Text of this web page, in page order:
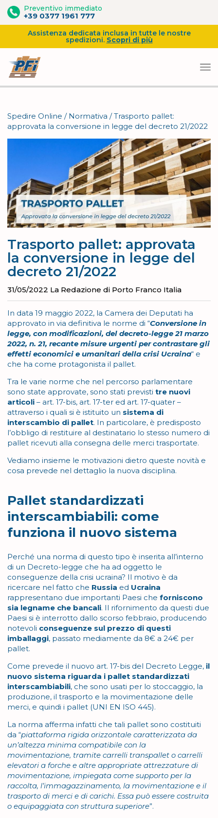
contenuto
Preventivo immediato
+39 0377 1961 777
Assistenza dedicata inclusa in tutte le nostre
spedizioni. Scopri di più
Spedire Online / Normativa /Trasporto pallet:
approvata la conversione in legge del decreto 21/2022
Trasporto pallet: approvata
la conversione in legge del
decreto 21/2022
31/05/2022 La Redazione di Porto Franco Italia
In data 19 maggio 2022, la Camera dei Deputati ha
approvato in via definitiva le norme di “Conversione in
legge, con modificazioni, del decreto-legge 21 marzo
2022, n. 21, recante misure urgenti per contrastare gli
effetti economici e umanitari della crisi Ucraina“ e
che ha come protagonista il pallet.
Tra le varie norme che nel percorso parlamentare
sono state approvate, sono stati previsti tre nuovi
articoli – art. 17-bis, art. 17-ter ed art. 17-quater –
attraverso i quali si è istituito un sistema di
interscambio di pallet. In particolare, è predisposto
l’obbligo di restituire al destinatario lo stesso numero di
pallet ricevuti alla consegna delle merci trasportate.
Vediamo insieme le motivazioni dietro queste novità e
cosa prevede nel dettaglio la nuova disciplina.
Pallet standardizzati
interscambiabili: come
funziona il nuovo sistema
Perché una norma di questo tipo è inserita all’interno
di un Decreto-legge che ha ad oggetto le
conseguenze della crisi ucraina? Il motivo è da
ricercare nel fatto che Russia ed Ucraina
rappresentano due importanti Paesi che forniscono
sia legname che bancali. Il rifornimento da questi due
Paesi si è interrotto dallo scorso febbraio, producendo
notevoli conseguenze sul prezzo di questi
imballaggi, passato mediamente da 8€ a 24€ per
pallet.
Come prevede il nuovo art. 17-bis del Decreto Legge, il
nuovo sistema riguarda i pallet standardizzati
interscambiabili, che sono usati per lo stoccaggio, la
produzione, il trasporto e la movimentazione delle
merci, e quindi i pallet (UNI EN ISO 445).
La norma afferma infatti che tali pallet sono costituiti
da “piattaforma rigida orizzontale caratterizzata da
un’altezza minima compatibile con la
movimentazione, tramite carrelli transpallet o carrelli
elevatori a forche e altre appropriate attrezzature di
movimentazione, impiegata come supporto per la
raccolta, l’immagazzinamento, la movimentazione e il
trasporto di merci e di carichi. Essa può essere costruita
o equipaggiata con struttura superiore”.